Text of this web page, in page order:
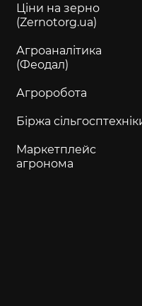
Ціни на зерно
(Zernotorg.ua)
Агроаналітика
(Феодал)
Агроробота
Біржа
Маркетплейс
агронома